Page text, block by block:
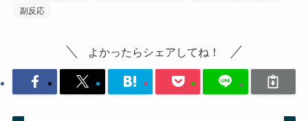
副反応
よかったらシェアしてね！